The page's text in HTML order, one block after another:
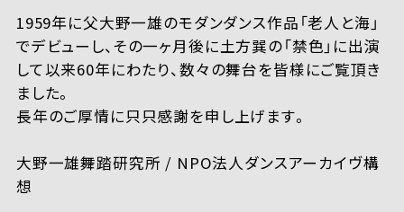
1959年に父大野一雄のモダンダンス作品「老人と海」
でデビューし、その一ヶ月後に土方巽の「禁色」に出演
して以来60年にわたり、数々の舞台を皆様にご覧頂き
ました。
長年のご厚情に只只感謝を申し上げます。
大野一雄舞踏研究所 / NPO法人ダンスアーカイヴ構
想